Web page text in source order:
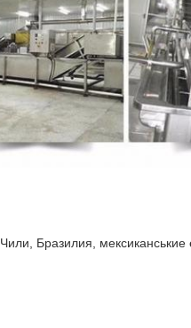
Бразилия,